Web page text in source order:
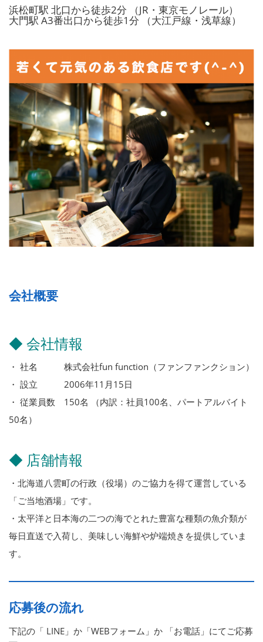
浜松町駅 北口から徒歩2分 （JR・東京モノレール）
大門駅 A3番出口から徒歩1分 （大江戸線・浅草線）
会社概要
◆ 会社情報
・ 社名 株式会社fun function（ファンファンクション）
・ 設立 2006年11月15日
・ 従業員数 150名 （内訳：社員100名、パートアルバイト
50名）
◆ 店舗情報
・北海道八雲町の行政（役場）のご協力を得て運営している
「ご当地酒場」です。
・太平洋と日本海の二つの海でとれた豊富な種類の魚介類が
毎日直送で入荷し、美味しい海鮮や炉端焼きを提供していま
す。
応募後の流れ
下記の「 LINE」か「WEBフォーム」か 「お電話」にてご応募